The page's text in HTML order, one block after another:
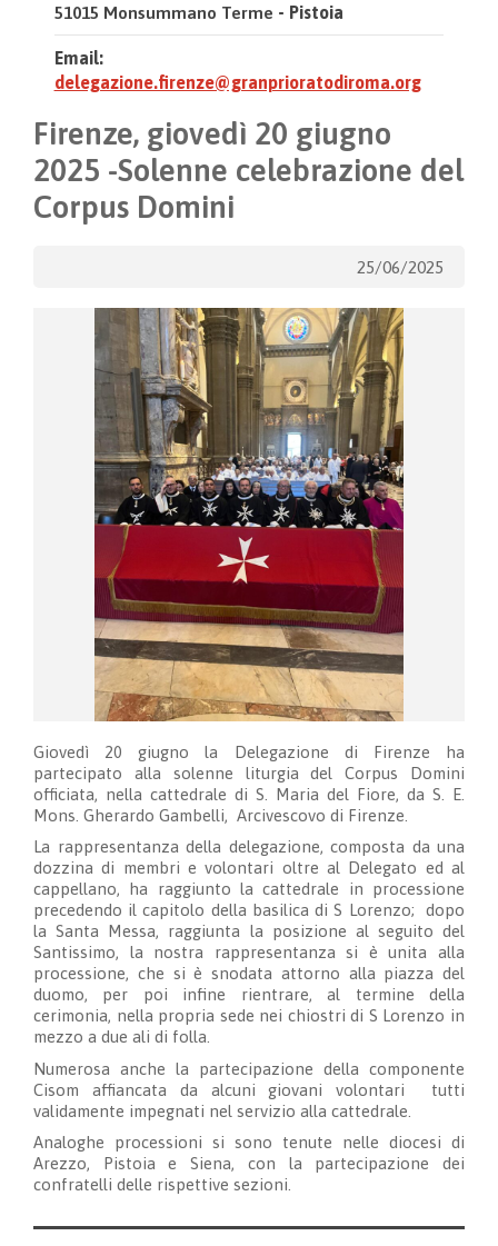
51015 Monsummano Terme - Pistoia
Email:
delegazione.firenze@granprioratodiroma.org
Firenze, giovedì 20 giugno
2025 -Solenne celebrazione del
Corpus Domini
25/06/2025
Giovedì 20 giugno la Delegazione di Firenze ha
partecipato alla solenne liturgia del Corpus Domini
officiata, nella cattedrale di S. Maria del Fiore, da S. E.
Mons. Gherardo Gambelli, Arcivescovo di Firenze.
La rappresentanza della delegazione, composta da una
dozzina di membri e volontari oltre al Delegato ed al
cappellano, ha raggiunto la cattedrale in processione
precedendo il capitolo della basilica di S Lorenzo; dopo
la Santa Messa, raggiunta la posizione al seguito del
Santissimo, la nostra rappresentanza si è unita alla
processione, che si è snodata attorno alla piazza del
duomo, per poi infine rientrare, al termine della
cerimonia, nella propria sede nei chiostri di S Lorenzo in
mezzo a due ali di folla.
Numerosa anche la partecipazione della componente
Cisom affiancata da alcuni giovani volontari tutti
validamente impegnati nel servizio alla cattedrale.
Analoghe processioni si sono tenute nelle diocesi di
Arezzo, Pistoia e Siena, con la partecipazione dei
confratelli delle rispettive sezioni.